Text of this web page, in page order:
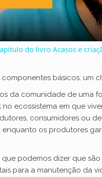
i
do livro Acasos e
básicos: um
da comunidade de uma
ecossistema em que
consumidores ou
os produtores
podemos dizer que
para a manutenção da